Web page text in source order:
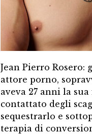
Jean Pierro Rosero:
attore porno,
aveva 27 anni la
contattato degli
sequestrarlo e
terapia di